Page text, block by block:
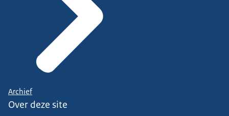
Archief
Over deze site